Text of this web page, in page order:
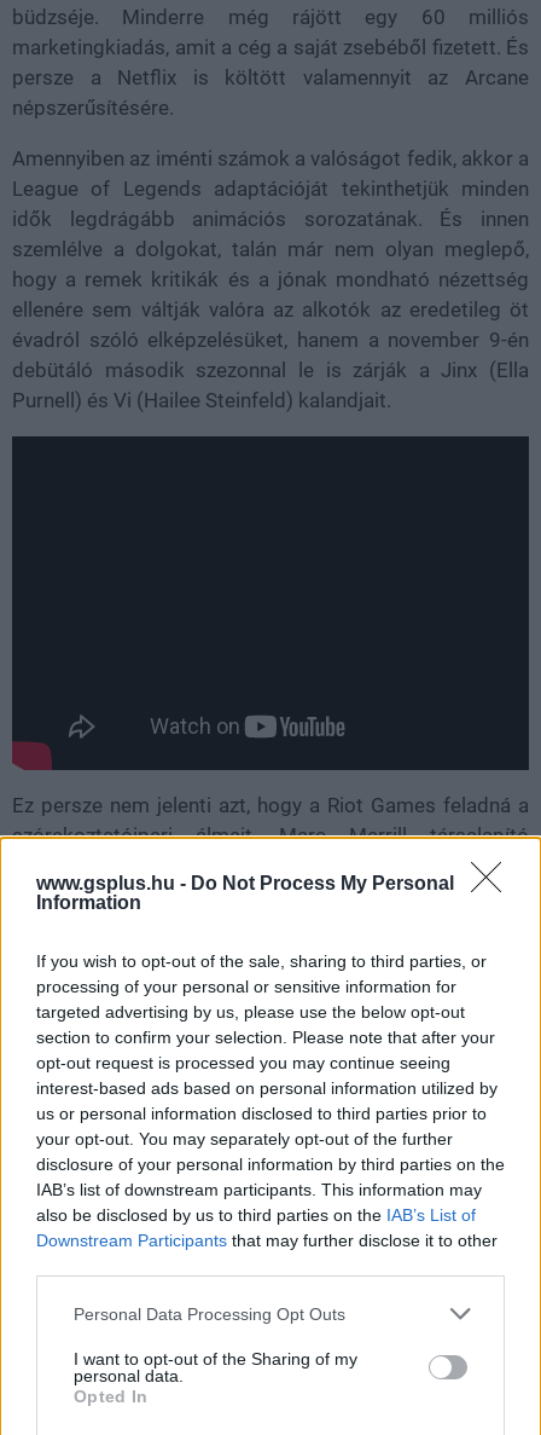
www.gsplus.hu - Do Not Process My Personal
Information
If you wish to opt-out of the sale, sharing to third parties, or
processing of your personal or sensitive information for
targeted advertising by us, please use the below opt-out
section to confirm your selection. Please note that after your
opt-out request is processed you may continue seeing
interest-based ads based on personal information utilized by
us or personal information disclosed to third parties prior to
your opt-out. You may separately opt-out of the further
disclosure of your personal information by third parties on the
IAB’s list of downstream participants. This information may
also be disclosed by us to third parties on the IAB’s List of
Downstream Participants that may further disclose it to other
Please note that this website/app uses one or more Google
not limited to your visit or usage behaviour. You may click to
grant or deny consent to Google and its third-party tags to
use your data for below specified purposes in below Google
Personal Data Processing Opt Outs
I want to opt-out of the Sharing of my
personal data.
Opted In
büdzséje. Minderre még rájött egy 60 milliós
marketingkiadás, amit a cég a saját zsebéből fizetett. És
persze a Netflix is költött valamennyit az Arcane
népszerűsítésére.
Amennyiben az iménti számok a valóságot fedik, akkor a
League of Legends adaptációját tekinthetjük minden
idők legdrágább animációs sorozatának. És innen
szemlélve a dolgokat, talán már nem olyan meglepő,
hogy a remek kritikák és a jónak mondható nézettség
ellenére sem váltják valóra az alkotók az eredetileg öt
évadról szóló elképzelésüket, hanem a november 9-én
debütáló második szezonnal le is zárják a Jinx (Ella
Purnell) és Vi (Hailee Steinfeld) kalandjait.
Ez persze nem jelenti azt, hogy a Riot Games feladná a
szórakoztatóipari álmait, Marc Merrill társalapító
megerősítette a Varietynek, hogy az ambícióik a régiek,
csupán a saját magukkal szemben támasztott elvárások
igénybe a dolgok, mint gondolták, ha jól akarják csinálni.
Beszélgetnél velünk erről a hírről?
Lennél a GameStar közösség tagja? Gyere a
GameStar Party/Chat Facebook csoportba, dobj fel
témákat, dumálj régi és új GS írókkal, olvasókkal!
Csatlakozom
SMASH by Meló-Diák: Homok, zene és a nyár legjobb
Július végén folytatódik a balatoni strandröplabda-
sorozat.